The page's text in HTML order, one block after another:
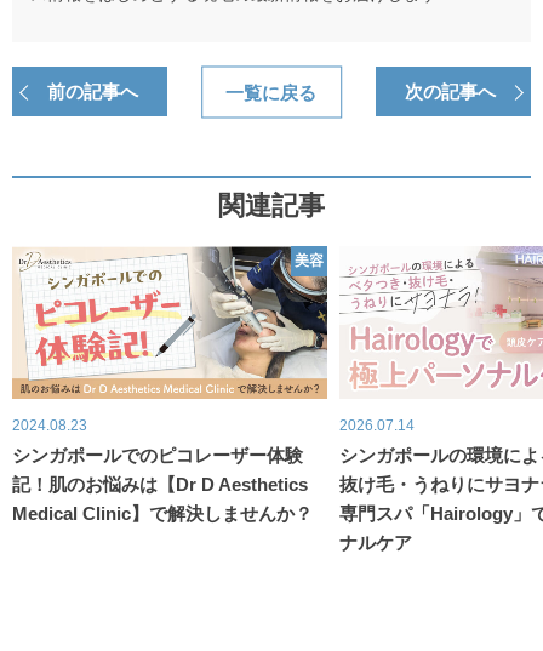
前の記事へ 次の記事へ
一覧に戻る
関連記事
美容
2024.08.23
シンガポールでのピコレーザー体験
記！肌のお悩みは【Dr D Aesthetics
Medical Clinic】で解決しませんか？
2026.07.14
シンガポールの環境に
抜け毛・うねりにサヨ
専門スパ「Hairology」
ナルケア